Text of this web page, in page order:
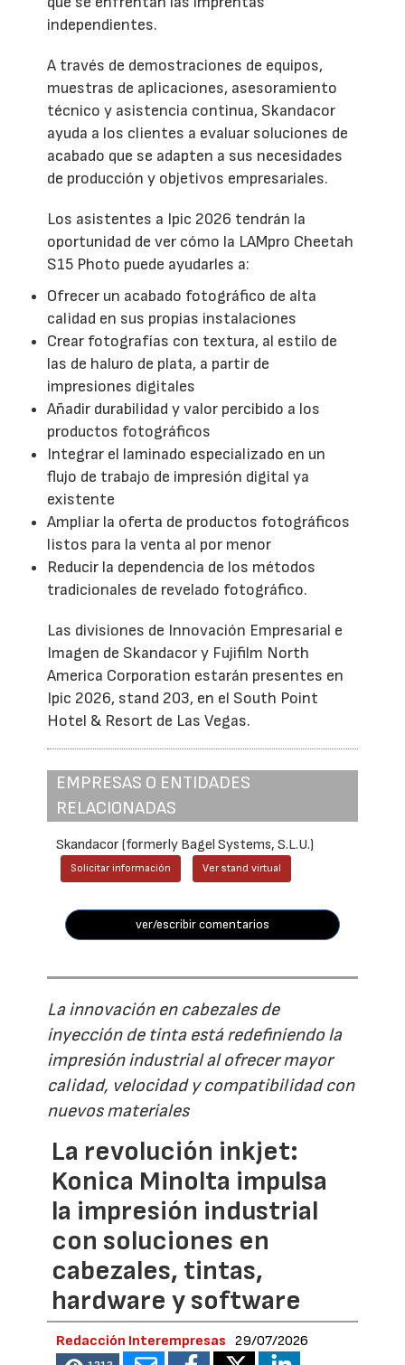
independientes.
A través de demostraciones de equipos,
muestras de aplicaciones, asesoramiento
técnico y asistencia continua, Skandacor
ayuda a los clientes a evaluar soluciones de
acabado que se adapten a sus necesidades
de producción y objetivos empresariales.
Los asistentes a Ipic 2026 tendrán la
oportunidad de ver cómo la LAMpro Cheetah
S15 Photo puede ayudarles a:
Ofrecer un acabado fotográfico de alta
calidad en sus propias instalaciones
Crear fotografías con textura, al estilo de
las de haluro de plata, a partir de
impresiones digitales
Añadir durabilidad y valor percibido a los
productos fotográficos
Integrar el laminado especializado en un
flujo de trabajo de impresión digital ya
existente
Ampliar la oferta de productos fotográficos
listos para la venta al por menor
Reducir la dependencia de los métodos
tradicionales de revelado fotográfico.
Las divisiones de Innovación Empresarial e
Imagen de Skandacor y Fujifilm North
America Corporation estarán presentes en
Ipic 2026, stand 203, en el South Point
Hotel & Resort de Las Vegas.
EMPRESAS O ENTIDADES
RELACIONADAS
Skandacor (formerly Bagel Systems, S.L.U.)
Solicitar información Ver stand virtual
ver/escribir comentarios
La innovación en cabezales de
inyección de tinta está redefiniendo la
impresión industrial al ofrecer mayor
calidad, velocidad y compatibilidad con
nuevos materiales
La revolución inkjet:
Konica Minolta impulsa
la impresión industrial
con soluciones en
cabezales, tintas,
hardware y software
Redacción Interempresas 29/07/2026